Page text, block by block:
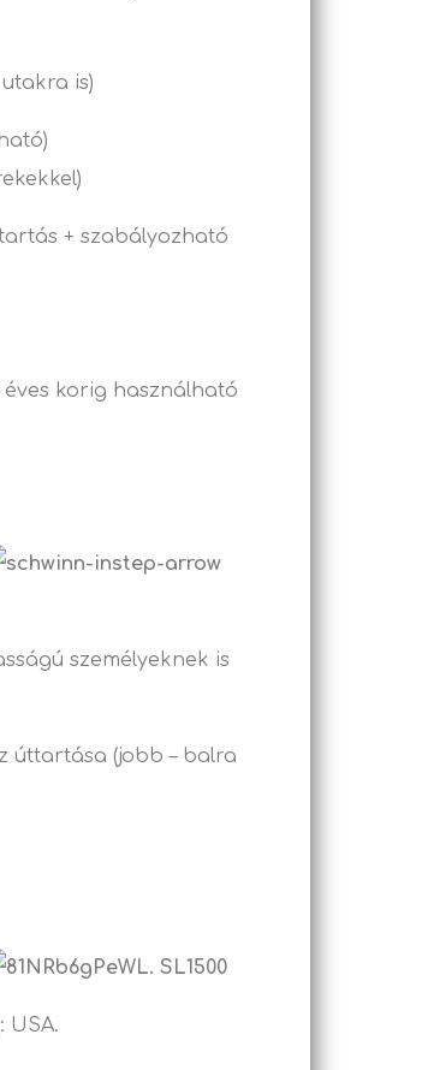
is)
+ szabályozható
korig használható
személyeknek is
úttartása (jobb – balra
USA.